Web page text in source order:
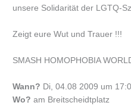
unsere Solidarität der LGTQ-
Zeigt eure Wut und Trauer !!!
SMASH HOMOPHOBIA
Wann? Di, 04.08 2009 um
Wo? am Breitscheidtplatz